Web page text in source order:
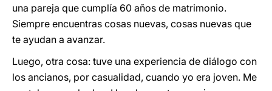
una pareja que cumplía 60 años de matrimonio.
Siempre encuentras cosas nuevas, cosas nuevas que
te ayudan a avanzar.
Luego, otra cosa: tuve una experiencia de diálogo con
los ancianos, por casualidad, cuando yo era joven. Me